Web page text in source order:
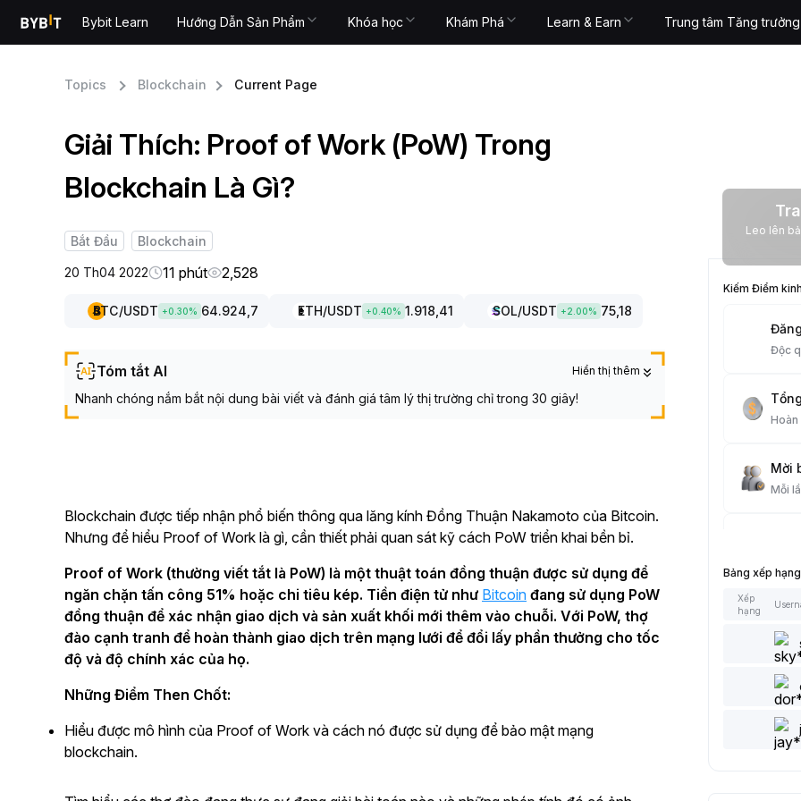
Bybit Learn Hướng Dẫn Sản Phẩm Khóa học Khám Phá Learn & Earn Trung tâm Tăng trưởng
Topics Blockchain Current Page
Giải Thích: Proof of Work (PoW) Trong
Blockchain Là Gì?
Bắt Đầu Blockchain
20 Th04 2022 11 phút 2,528
BTC/USDT +0.30% 64.924,7 ETH/USDT +0.40% 1.918,41 SOL/USDT +2.00% 75,18
Tóm tắt AI Hiển thị thêm
Nhanh chóng nắm bắt nội dung bài viết và đánh giá tâm lý thị trường chỉ trong 30 giây!
Blockchain được tiếp nhận phổ biến thông qua lăng kính Đồng Thuận Nakamoto của Bitcoin.
Nhưng để hiểu Proof of Work là gì, cần thiết phải quan sát kỹ cách PoW triển khai bền bỉ.
Proof of Work (thường viết tắt là PoW) là một thuật toán đồng thuận được sử dụng để
ngăn chặn tấn công 51% hoặc chi tiêu kép. Tiền điện tử như Bitcoin đang sử dụng PoW
đồng thuận để xác nhận giao dịch và sản xuất khối mới thêm vào chuỗi. Với PoW, thợ
đào cạnh tranh để hoàn thành giao dịch trên mạng lưới để đổi lấy phần thưởng cho tốc
độ và độ chính xác của họ.
Những Điểm Then Chốt:
Hiểu được mô hình của Proof of Work và cách nó được sử dụng để bảo mật mạng
blockchain.
Leo lên bảng
Kiếm Điểm
Độc
Hoàn
Mời
Mỗi
Bài
Mỗi
Mỗi
Bảng xếp
Xếp
hạng